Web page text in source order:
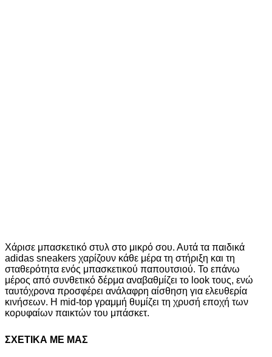
Χάρισε μπασκετικό στυλ στο μικρό σου. Αυτά τα παιδικά
adidas sneakers χαρίζουν κάθε μέρα τη στήριξη και τη
σταθερότητα ενός μπασκετικού παπουτσιού. Το επάνω
μέρος από συνθετικό δέρμα αναβαθμίζει το look τους, ενώ
ταυτόχρονα προσφέρει ανάλαφρη αίσθηση για ελευθερία
κινήσεων. Η mid-top γραμμή θυμίζει τη χρυσή εποχή των
κορυφαίων παικτών του μπάσκετ.
ΣΧΕΤΙΚΑ ΜΕ ΜΑΣ